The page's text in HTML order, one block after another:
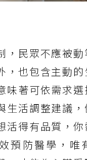
，民眾不應被
，也包含主動
味著可依需求
生活調整建議
活得有品質，
預防醫學，唯